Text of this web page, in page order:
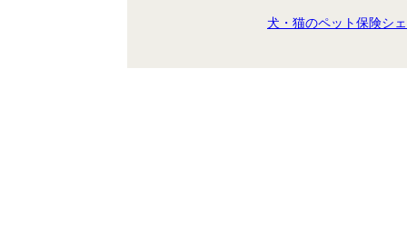
犬・猫のペット保険シ